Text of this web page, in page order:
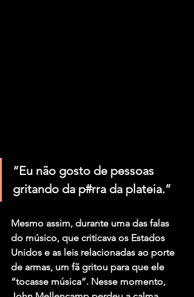
“Eu não gosto de pessoas
gritando da p#rra da plateia.”
Mesmo assim, durante uma das falas
do músico, que criticava os Estados
Unidos e as leis relacionadas ao porte
de armas, um fã gritou para que ele
“tocasse música”. Nesse momento,